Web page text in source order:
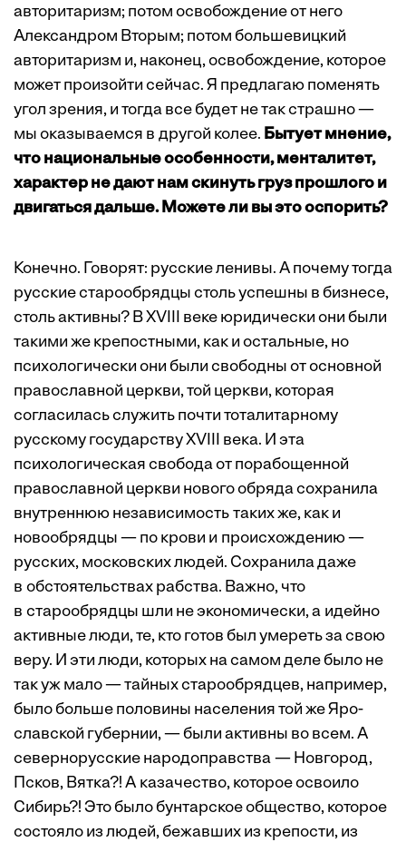
авторитаризм; потом освобождение от него
Александром Вторым; потом большевицкий
авторитаризм и, наконец, освобождение, которое
может произойти сейчас. Я предлагаю поменять
угол зрения, и тогда все будет не так страшно —
мы оказываемся в другой колее. Бытует мнение,
что национальные особенности, менталитет,
характер не дают нам скинуть груз прошлого и
двигаться дальше. Можете ли вы это оспорить?
Конечно. Говорят: русские ленивы. А почему тогда
русские старообрядцы столь успешны в бизнесе,
столь активны? В XVIII веке юридически они были
такими же крепостными, как и остальные, но
психологически они были свободны от основной
православной церкви, той церкви, которая
согласилась служить почти тоталитарному
русскому государству XVIII века. И эта
психологическая свобода от порабощенной
православной церкви нового обряда сохранила
внутреннюю независимость таких же, как и
новообрядцы — по ­крови и происхождению —
русских, московских людей. Сохранила даже
в обстоятельствах рабства. Важно, что
в старообрядцы шли не экономически, а идейно
активные люди, те, кто готов был умереть за свою
веру. И эти люди, которых на самом деле было не
так уж мало — тайных старообрядцев, например,
было больше половины населения той же Яро­
славской губернии, — были активны во всем. А
севернорусские народоправства — Новгород,
Псков, Вятка?! А казачество, которое освоило
Сибирь?! Это было бунтарское общество, которое
состояло из людей, бежавших из крепости, из